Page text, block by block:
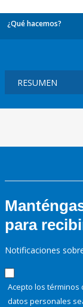
¿Qué hacemos?
para
Notificaciones
Acepto los términos
datos personales